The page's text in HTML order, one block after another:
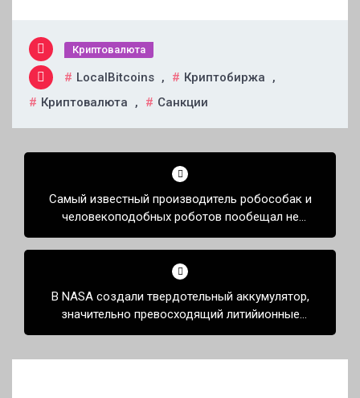
Криптовалюта
LocalBitcoins , Криптобиржа
,
Криптовалюта
, Санкции
Навигация
записям
Самый известный производитель робособак и
человекоподобных роботов пообещал не
выпускать боевых роботов
В NASA создали твердотельный аккумулятор,
значительно превосходящий литийионные
аналоги